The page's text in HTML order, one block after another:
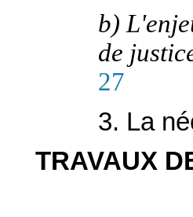
b)
de
27
3. La
TRAVAUX